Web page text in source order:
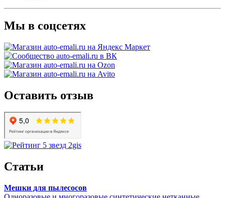
Мы в соцсетях
Оставить отзыв
Статьи
Мешки для пылесосов